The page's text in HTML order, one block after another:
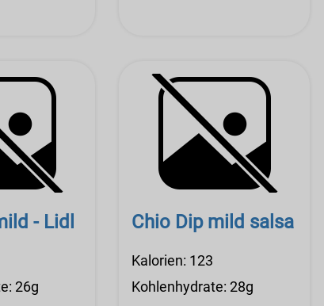
- Lidl
26g
Chio Dip mild salsa
Kalorien: 123
Kohlenhydrate: 28g